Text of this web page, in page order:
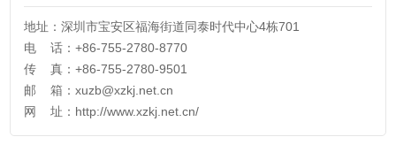
地址：深圳市宝安区福海街道同泰时代中心4栋701
电 话：+86-755-2780-8770
传 真：+86-755-2780-9501
邮 箱：xuzb@xzkj.net.cn
网 址： http://www.xzkj.net.cn/